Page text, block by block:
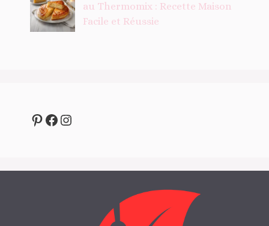
au Thermomix : Recette Maison
Facile et Réussie
Pinterest
Facebook
Instagram